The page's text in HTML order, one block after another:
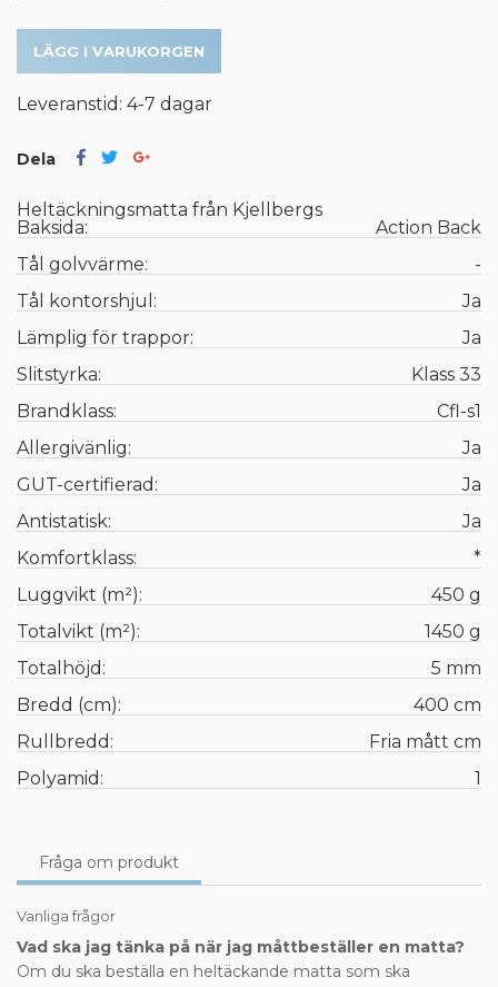
LÄGG I VARUKORGEN
Leveranstid: 4-7 dagar
Dela
Heltäckningsmatta från Kjellbergs
Baksida:
Action Back
Tål golvvärme:
-
Tål kontorshjul:
Ja
Lämplig för trappor:
Ja
Slitstyrka:
Klass 33
Brandklass:
Cfl-s1
Allergivänlig:
Ja
GUT-certifierad:
Ja
Antistatisk:
Ja
Komfortklass:
*
Luggvikt (m²):
450 g
Totalvikt (m²):
1450 g
Totalhöjd:
5 mm
Bredd (cm):
400 cm
Rullbredd:
Fria mått cm
Polyamid:
1
Fråga om produkt
Vanliga frågor
Vad ska jag tänka på när jag måttbeställer en matta?
Om du ska beställa en heltäckande matta som ska